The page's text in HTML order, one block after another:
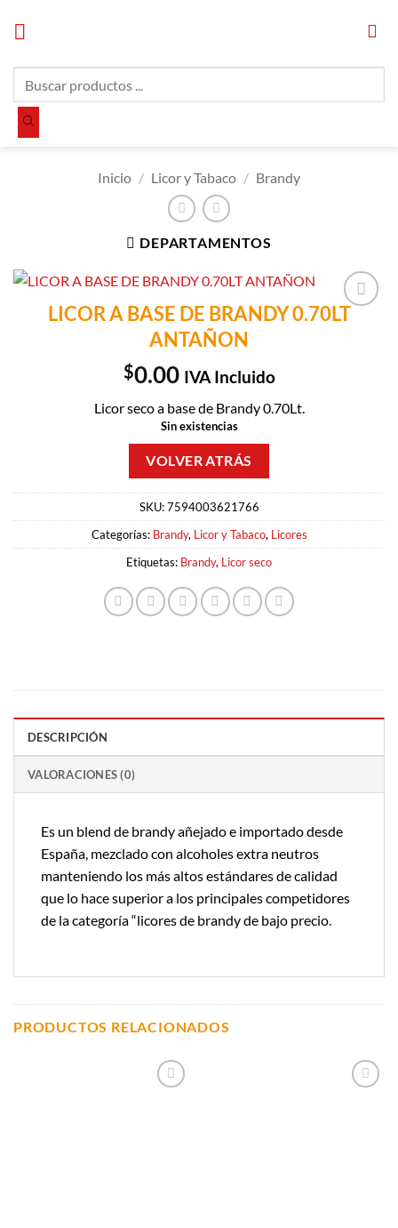
productos
Inicio / Licor y Tabaco / Brandy
DEPARTAMENTOS
Añadir a
LICOR A BASE DE BRANDY 0.70LT
ANTAÑON
$0.00 IVA Incluido
Licor seco a base de Brandy 0.70Lt.
Sin existencias
SKU:7594003621766
Categorías: Brandy, Licor y Tabaco, Licores
Etiquetas: Brandy, Licor seco
DESCRIPCIÓN
VALORACIONES (0)
Es un blend de brandy añejado e importado desde
España, mezclado con alcoholes extra neutros
manteniendo los más altos estándares de calidad
que lo hace superior a los principales competidores
de la categoría “licores de brandy de bajo precio.
PRODUCTOS RELACIONADOS